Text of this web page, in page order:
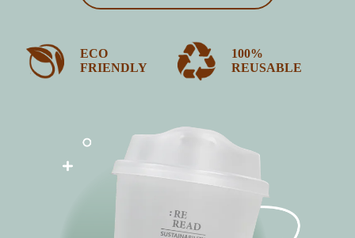
ECO
FRIENDLY
100%
REUSABLE